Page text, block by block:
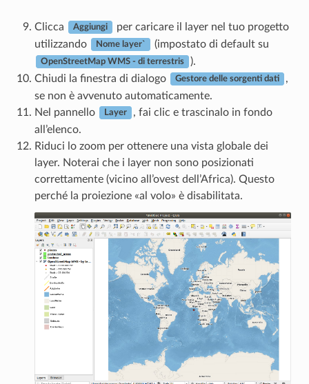
Clicca Aggiungi
per caricare il layer nel tuo progetto
utilizzando
Nome layer` (impostato di default su
OpenStreetMap WMS - di terrestris
).
Chiudi la finestra di dialogo
Gestore delle sorgenti dati
,
se non è avvenuto automaticamente.
Nel pannello
Layer
, fai clic e trascinalo in fondo
all’elenco.
Riduci lo zoom per ottenere una vista globale dei
layer. Noterai che i layer non sono posizionati
correttamente (vicino all’ovest dell’Africa). Questo
perché la proiezione «al volo» è disabilitata.